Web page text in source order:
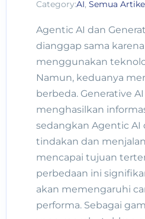
Category:AI, Semua
Agentic AI dan
dianggap sama
menggunakan
Namun, keduanya
berbeda. Generative
menghasilkan
sedangkan Agentic AI
tindakan dan
mencapai tujuan
perbedaan ini
akan memengaruhi
performa. Sebagai